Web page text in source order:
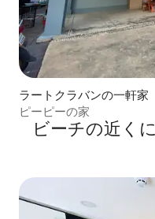
ラートクラバンの一軒家
ピーピーの家
ビーチの近く